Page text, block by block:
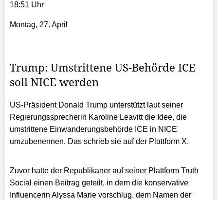
18:51 Uhr
Montag, 27. April
Trump: Umstrittene US-Behörde ICE
soll NICE werden
US-Präsident Donald Trump unterstützt laut seiner
Regierungssprecherin Karoline Leavitt die Idee, die
umstrittene Einwanderungsbehörde ICE in NICE
umzubenennen. Das schrieb sie auf der Plattform X.
Zuvor hatte der Republikaner auf seiner Plattform Truth
Social einen Beitrag geteilt, in dem die konservative
Influencerin Alyssa Marie vorschlug, dem Namen der